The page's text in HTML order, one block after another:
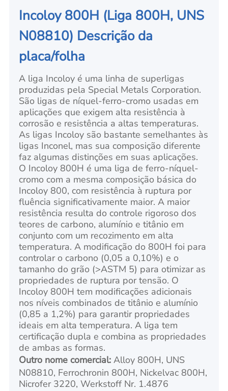
Incoloy 800H (Liga 800H, UNS
N08810) Descrição da
placa/folha
A liga Incoloy é uma linha de superligas
produzidas pela Special Metals Corporation.
São ligas de níquel-ferro-cromo usadas em
aplicações que exigem alta resistência à
corrosão e resistência a altas temperaturas.
As ligas Incoloy são bastante semelhantes às
ligas Inconel, mas sua composição diferente
faz algumas distinções em suas aplicações.
O Incoloy 800H é uma liga de ferro-níquel-
cromo com a mesma composição básica do
Incoloy 800, com resistência à ruptura por
fluência significativamente maior. A maior
resistência resulta do controle rigoroso dos
teores de carbono, alumínio e titânio em
conjunto com um recozimento em alta
temperatura. A modificação do 800H foi para
controlar o carbono (0,05 a 0,10%) e o
tamanho do grão (>ASTM 5) para otimizar as
propriedades de ruptura por tensão. O
Incoloy 800H tem modificações adicionais
nos níveis combinados de titânio e alumínio
(0,85 a 1,2%) para garantir propriedades
ideais em alta temperatura. A liga tem
certificação dupla e combina as propriedades
de ambas as formas.
Outro nome comercial: Alloy 800H, UNS
N08810, Ferrochronin 800H, Nickelvac 800H,
Nicrofer 3220, Werkstoff Nr. 1.4876